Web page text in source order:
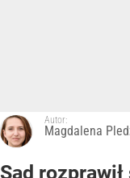
Autor:
Magdalena
Sąd